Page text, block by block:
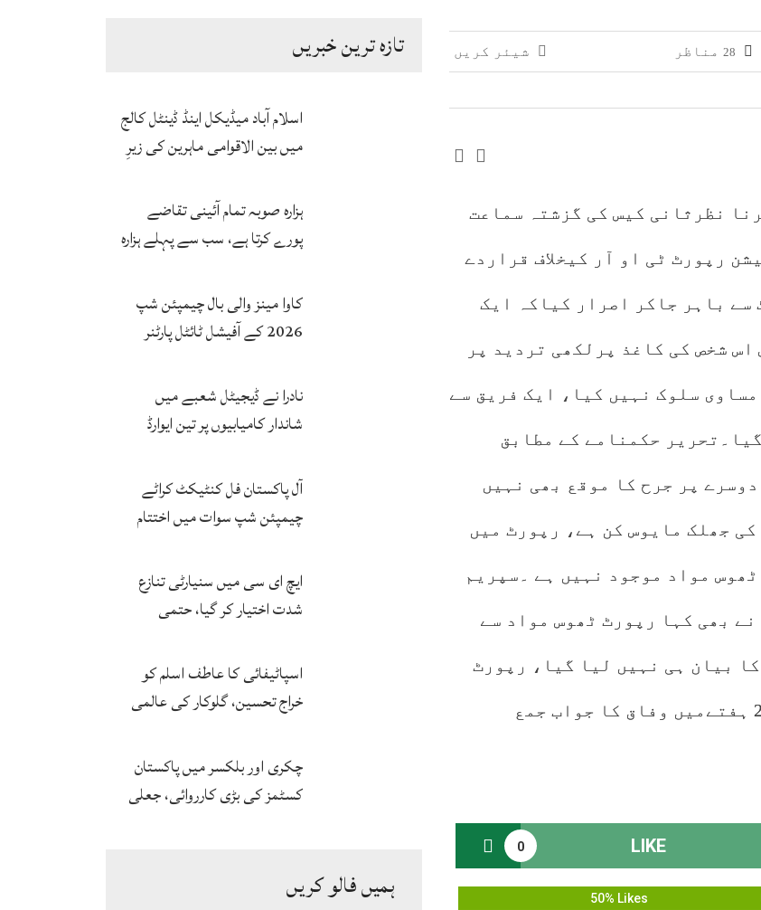
کے کاروباری گروپ کی ملکیت کا انکشاف
تازہ ترین خبریں
اسلام آباد میڈیکل اینڈ ڈینٹل کالج
میں بین الاقوامی ماہرین کی زیرِ
سرٹیفکیٹ پروگرام شروع
ہزارہ صوبہ تمام آئینی تقاضے
پورے کرتا ہے، سب سے پہلے ہزارہ
محمد یوسف
کاوا مینز والی بال چیمپئن شپ
2026 کے آفیشل ٹائٹل پارٹنر
فتح پر جشن
نادرا نے ڈیجیٹل شعبے میں
شاندار کامیابیوں پر تین ایوارڈ
آل پاکستان فل کنٹیکٹ کراٹے
چیمپئن شپ سوات میں اختتام
ایچ ای سی میں سنیارٹی تنازع
شدت اختیار کر گیا، حتمی
اسپاٹیفائی کا عاطف اسلم کو
خراج تحسین، گلوکار کی عالمی
چکری اور بلکسر میں پاکستان
کسٹمز کی بڑی کارروائی، جعلی
ہمیں فالو کریں
شیئر کریں 28 مناظر
نظرثانی کیس کی گزشتہ سماعت
رپورٹ ٹی او آر کیخلاف قراردے
سے باہر جاکر اصرار کیاکہ ایک
شخص کی کاغذ پرلکھی تردید پر
سلوک نہیں کیا، ایک فریق سے
حکمنامے کے مطابق
پر جرح کا موقع بھی نہیں
جھلک مایوس کن ہے، رپورٹ میں
مواد موجود نہیں ہے ۔سپریم
بھی کہا رپورٹ ٹھوس مواد سے
بیان ہی نہیں لیا گیا، رپورٹ
پبلک کی جائیگی یا نہیں، اٹارنی جنرل 2 ہفتےمیں وفاق کا جواب جمع
0 LIKE
50% Likes